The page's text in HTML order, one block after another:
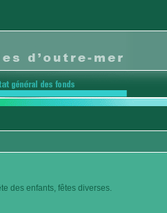
des enfants, fêtes diverses.